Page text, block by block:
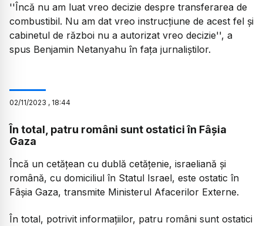
''Încă nu am luat vreo decizie despre transferarea de
combustibil. Nu am dat vreo instrucţiune de acest fel şi
cabinetul de război nu a autorizat vreo decizie'', a
spus Benjamin Netanyahu în faţa jurnaliştilor.
02/11/2023 , 18:44
În total, patru români sunt ostatici în Fâșia
Gaza
Încă un cetăţean cu dublă cetăţenie, israeliană şi
română, cu domiciliul în Statul Israel, este ostatic în
Fâşia Gaza, transmite Ministerul Afacerilor Externe.
În total, potrivit informaţiilor, patru români sunt ostatici